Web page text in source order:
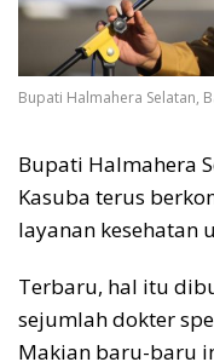
Bupati Halmahera Selatan,
Bupati Halmahera
Kasuba terus
layanan kesehatan
Terbaru, hal itu
sejumlah dokter
Makian baru-baru